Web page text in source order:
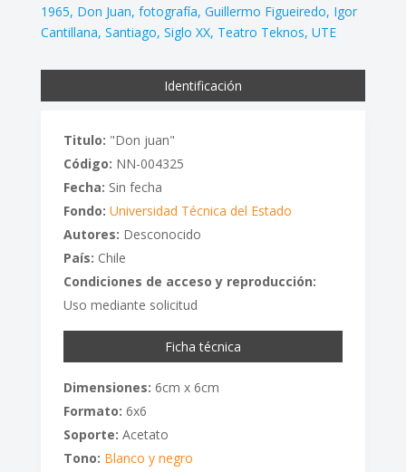
1965 Don Juan fotografía Guillermo Figueiredo Igor
Cantillana Santiago Siglo XX Teatro Teknos UTE
Identificación
Titulo: "Don juan"
Código: NN-004325
Fecha: Sin fecha
Fondo: Universidad Técnica del Estado
Autores: Desconocido
País: Chile
Condiciones de acceso y reproducción:
Uso mediante solicitud
Ficha técnica
Dimensiones: 6cm x 6cm
Formato: 6x6
Soporte: Acetato
Tono: Blanco y negro